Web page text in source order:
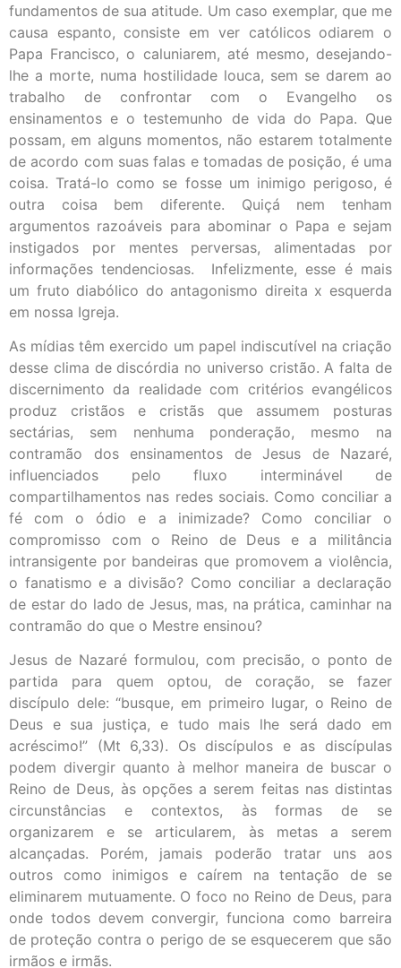
fundamentos de sua atitude. Um caso exemplar, que me
causa espanto, consiste em ver católicos odiarem o
Papa Francisco, o caluniarem, até mesmo, desejando-
lhe a morte, numa hostilidade louca, sem se darem ao
trabalho de confrontar com o Evangelho os
ensinamentos e o testemunho de vida do Papa. Que
possam, em alguns momentos, não estarem totalmente
de acordo com suas falas e tomadas de posição, é uma
coisa. Tratá-lo como se fosse um inimigo perigoso, é
outra coisa bem diferente. Quiçá nem tenham
argumentos razoáveis para abominar o Papa e sejam
instigados por mentes perversas, alimentadas por
informações tendenciosas. Infelizmente, esse é mais
um fruto diabólico do antagonismo direita x esquerda
em nossa Igreja.
As mídias têm exercido um papel indiscutível na criação
desse clima de discórdia no universo cristão. A falta de
discernimento da realidade com critérios evangélicos
produz cristãos e cristãs que assumem posturas
sectárias, sem nenhuma ponderação, mesmo na
contramão dos ensinamentos de Jesus de Nazaré,
influenciados pelo fluxo interminável de
compartilhamentos nas redes sociais. Como conciliar a
fé com o ódio e a inimizade? Como conciliar o
compromisso com o Reino de Deus e a militância
intransigente por bandeiras que promovem a violência,
o fanatismo e a divisão? Como conciliar a declaração
de estar do lado de Jesus, mas, na prática, caminhar na
contramão do que o Mestre ensinou?
Jesus de Nazaré formulou, com precisão, o ponto de
partida para quem optou, de coração, se fazer
discípulo dele: “busque, em primeiro lugar, o Reino de
Deus e sua justiça, e tudo mais lhe será dado em
acréscimo!” (Mt 6,33). Os discípulos e as discípulas
podem divergir quanto à melhor maneira de buscar o
Reino de Deus, às opções a serem feitas nas distintas
circunstâncias e contextos, às formas de se
organizarem e se articularem, às metas a serem
alcançadas. Porém, jamais poderão tratar uns aos
outros como inimigos e caírem na tentação de se
eliminarem mutuamente. O foco no Reino de Deus, para
onde todos devem convergir, funciona como barreira
de proteção contra o perigo de se esquecerem que são
irmãos e irmãs.